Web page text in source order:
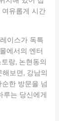
유롭게 시간
이스가 독특
에서의 엔터
랑, 논현동의
보면, 강남의
한 방문을 넘
루는 당신에게